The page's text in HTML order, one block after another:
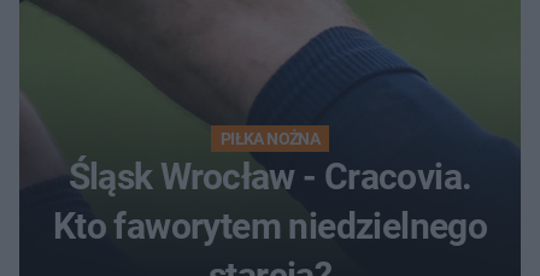
PIŁKA NOŻNA
Śląsk Wrocław - Cracovia.
Kto faworytem niedzielnego